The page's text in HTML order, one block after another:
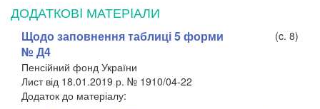
ДОДАТКОВI МАТЕРIАЛИ
Щодо заповнення таблиці 5 форми
№ Д4
(c. 8)
Пенсійний фонд України
Лист від 18.01.2019 р. № 1910/04-22
Додаток до матеріалу: